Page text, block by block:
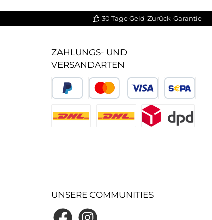
30 Tage Geld-Zurück-Garantie
ZAHLUNGS- UND
VERSANDARTEN
UNSERE COMMUNITIES